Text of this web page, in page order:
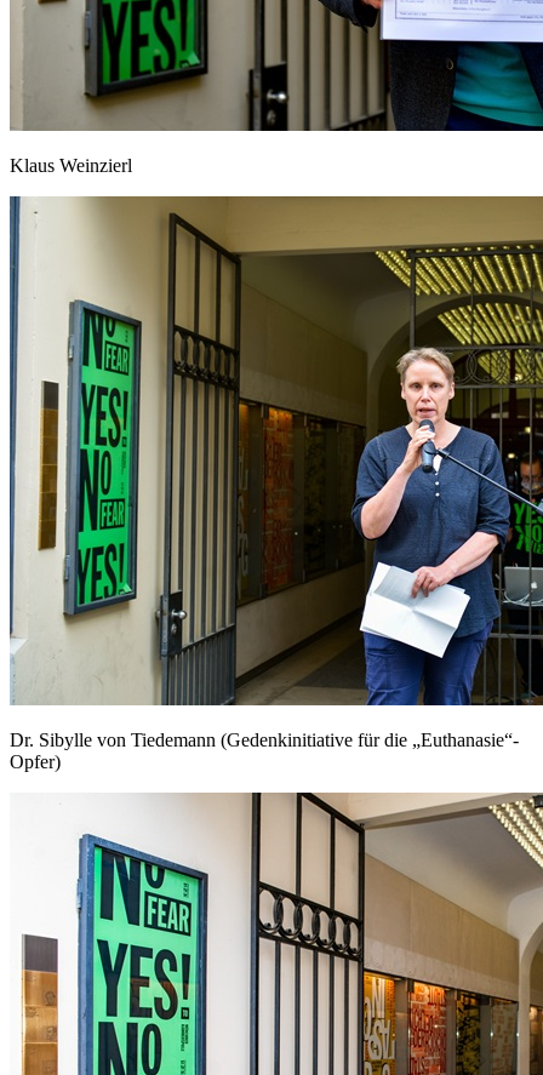
Klaus Weinzierl
Dr. Sibylle von Tiedemann (Gedenkinitiative für die „Euthanasie“-
Opfer)